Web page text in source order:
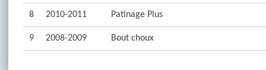
8 2010-2011 Patinage Plus
9 2008-2009 Bout choux